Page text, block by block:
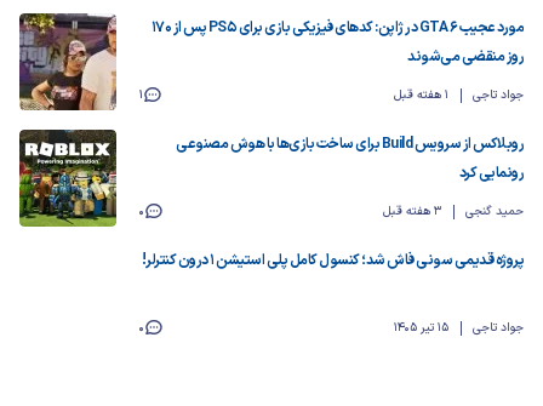
مورد عجیب GTA 6 در ژاپن: کدهای فیزیکی بازی برای PS5 پس از ۱۷۰
روز منقضی می‌شوند
جواد تاجی 1 هفته قبل 1
روبلاکس از سرویس Build برای ساخت بازی‌ها با هوش مصنوعی
رونمایی کرد
حمید گنجی 3 هفته قبل 0
پروژه قدیمی سونی فاش شد؛ کنسول کامل پلی استیشن 1 درون کنترلر!
جواد تاجی 15 تیر 1405 0